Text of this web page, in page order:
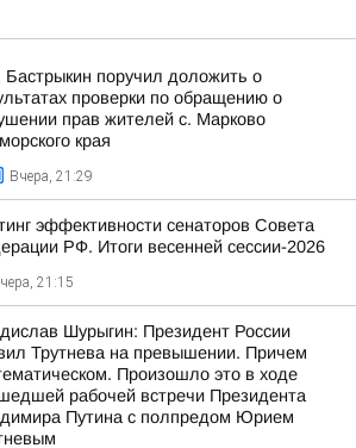
поручил доложить о
проверки по обращению о
прав жителей с. Марково
края
Вчера, 21:29
эффективности сенаторов Совета
РФ. Итоги весенней сессии-2026
21:15
Шурыгин: Президент России
Трутнева на превышении. Причем
Произошло это в ходе
рабочей встречи Президента
Путина с полпредом Юрием